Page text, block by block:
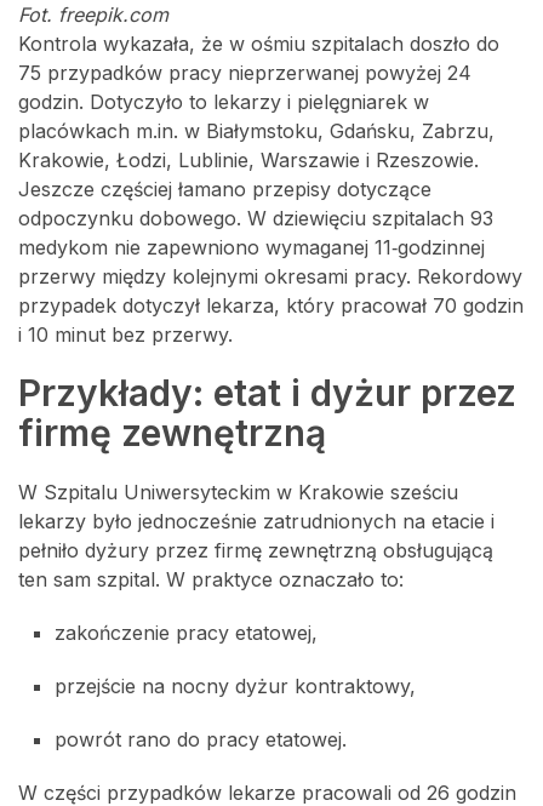
Fot. freepik.com
Kontrola wykazała, że w ośmiu szpitalach doszło do
75 przypadków pracy nieprzerwanej powyżej 24
godzin. Dotyczyło to lekarzy i pielęgniarek w
placówkach m.in. w Białymstoku, Gdańsku, Zabrzu,
Krakowie, Łodzi, Lublinie, Warszawie i Rzeszowie.
Jeszcze częściej łamano przepisy dotyczące
odpoczynku dobowego. W dziewięciu szpitalach 93
medykom nie zapewniono wymaganej 11‑godzinnej
przerwy między kolejnymi okresami pracy. Rekordowy
przypadek dotyczył lekarza, który pracował 70 godzin
i 10 minut bez przerwy.
Przykłady: etat i dyżur przez
firmę zewnętrzną
W Szpitalu Uniwersyteckim w Krakowie sześciu
lekarzy było jednocześnie zatrudnionych na etacie i
pełniło dyżury przez firmę zewnętrzną obsługującą
ten sam szpital. W praktyce oznaczało to:
zakończenie pracy etatowej,
przejście na nocny dyżur kontraktowy,
powrót rano do pracy etatowej.
W części przypadków lekarze pracowali od 26 godzin